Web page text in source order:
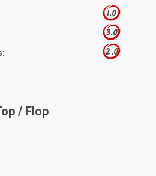
1.0
3.0
2.0
/ Flop